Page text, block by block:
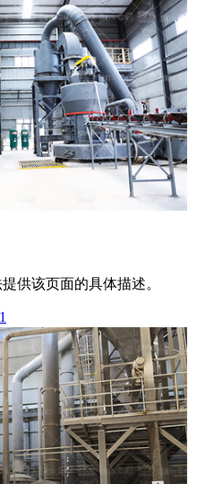
供该页面的具体描述。